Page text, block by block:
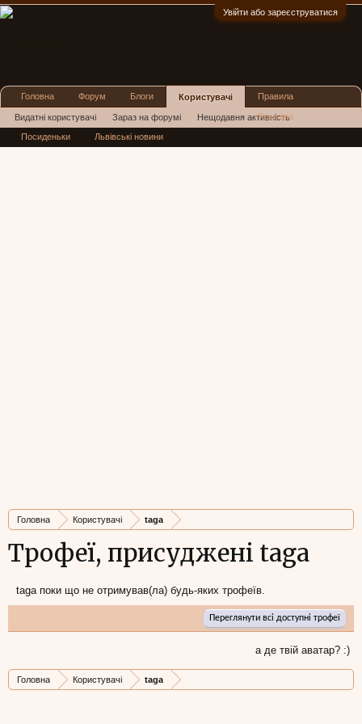
Увійти або зареєструватися
Головна Користувачі taga
Трофеї, присуджені taga
taga поки що не отримував(ла) будь-яких трофеїв.
Переглянути всі доступні трофеї
а де твій аватар? :)
Головна Користувачі taga
Головна Форум Блоги Користувачі
Видатні користувачі Зараз на форумі Нещодавня активність
Нові повідомлення профілю
Правила
Реклама
Посиденьки Львівські новини